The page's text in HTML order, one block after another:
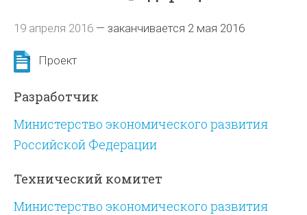
19 апреля 2016 —заканчивается 2 мая 2016
Проект
Разработчик
Министерство экономического развития
Российской Федерации
Технический комитет
Министерство экономического развития